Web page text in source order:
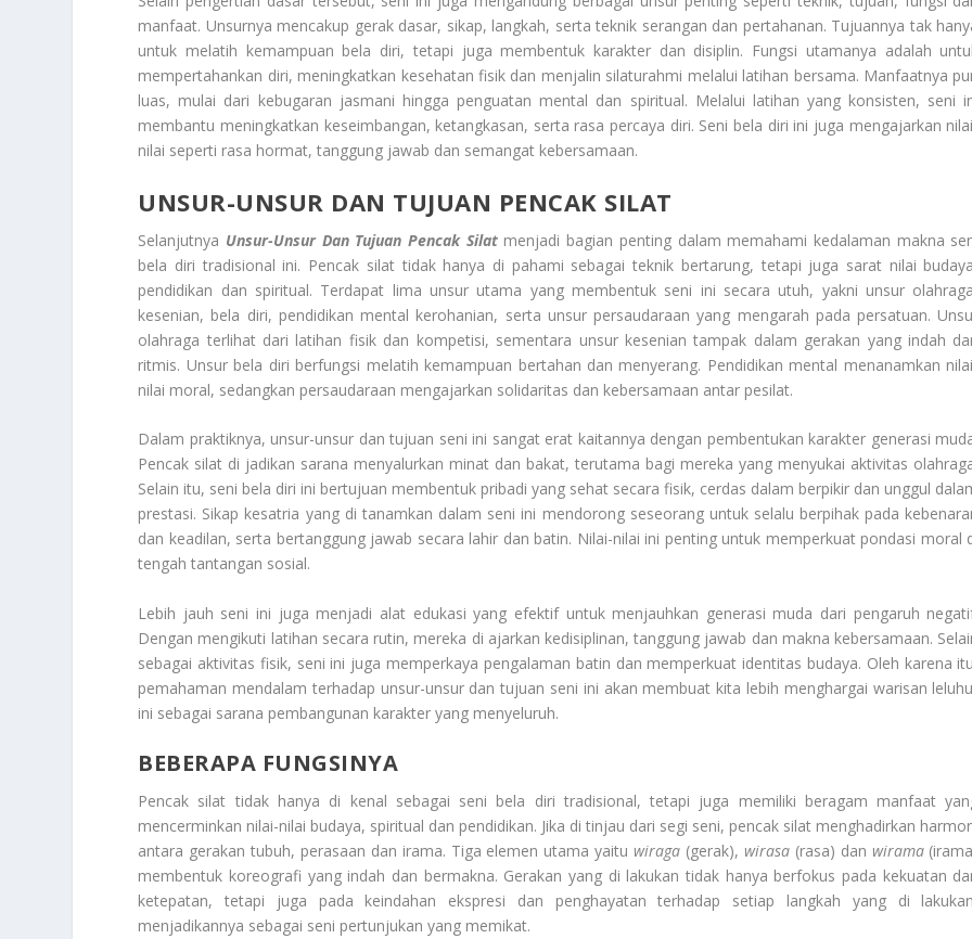
manfaat. Unsurnya mencakup gerak dasar, sikap, langkah, serta teknik serangan dan pertahanan. Tujuannya tak
untuk melatih kemampuan bela diri, tetapi juga membentuk karakter dan disiplin. Fungsi utamanya adalah
mempertahankan diri, meningkatkan kesehatan fisik dan menjalin silaturahmi melalui latihan bersama. Manfaatnya
luas, mulai dari kebugaran jasmani hingga penguatan mental dan spiritual. Melalui latihan yang konsisten, seni
membantu meningkatkan keseimbangan, ketangkasan, serta rasa percaya diri. Seni bela diri ini juga mengajarkan
nilai seperti rasa hormat, tanggung jawab dan semangat kebersamaan.
UNSUR-UNSUR DAN TUJUAN PENCAK SILAT
Selanjutnya Unsur-Unsur Dan Tujuan Pencak Silatmenjadi bagian penting dalam memahami kedalaman makna
bela diri tradisional ini. Pencak silat tidak hanya di pahami sebagai teknik bertarung, tetapi juga sarat nilai
pendidikan dan spiritual. Terdapat lima unsur utama yang membentuk seni ini secara utuh, yakni unsur
kesenian, bela diri, pendidikan mental kerohanian, serta unsur persaudaraan yang mengarah pada persatuan.
olahraga terlihat dari latihan fisik dan kompetisi, sementara unsur kesenian tampak dalam gerakan yang indah
ritmis. Unsur bela diri berfungsi melatih kemampuan bertahan dan menyerang. Pendidikan mental menanamkan
nilai moral, sedangkan persaudaraan mengajarkan solidaritas dan kebersamaan antar pesilat.
Dalam praktiknya, unsur-unsur dan tujuan seni ini sangat erat kaitannya dengan pembentukan karakter generasi
Pencak silat di jadikan sarana menyalurkan minat dan bakat, terutama bagi mereka yang menyukai aktivitas
Selain itu, seni bela diri ini bertujuan membentuk pribadi yang sehat secara fisik, cerdas dalam berpikir dan unggul
prestasi. Sikap kesatria yang di tanamkan dalam seni ini mendorong seseorang untuk selalu berpihak pada
dan keadilan, serta bertanggung jawab secara lahir dan batin. Nilai-nilai ini penting untuk memperkuat pondasi moral
tengah tantangan sosial.
Lebih jauh seni ini juga menjadi alat edukasi yang efektif untuk menjauhkan generasi muda dari pengaruh
Dengan mengikuti latihan secara rutin, mereka di ajarkan kedisiplinan, tanggung jawab dan makna kebersamaan.
sebagai aktivitas fisik, seni ini juga memperkaya pengalaman batin dan memperkuat identitas budaya. Oleh karena
pemahaman mendalam terhadap unsur-unsur dan tujuan seni ini akan membuat kita lebih menghargai warisan
ini sebagai sarana pembangunan karakter yang menyeluruh.
BEBERAPA FUNGSINYA
Pencak silat tidak hanya di kenal sebagai seni bela diri tradisional, tetapi juga memiliki beragam manfaat
mencerminkan nilai-nilai budaya, spiritual dan pendidikan. Jika di tinjau dari segi seni, pencak silat menghadirkan
antara gerakan tubuh, perasaan dan irama. Tiga elemen utama yaituwiraga (gerak), wirasa(rasa) dan wirama
membentuk koreografi yang indah dan bermakna. Gerakan yang di lakukan tidak hanya berfokus pada kekuatan
ketepatan, tetapi juga pada keindahan ekspresi dan penghayatan terhadap setiap langkah yang di
menjadikannya sebagai seni pertunjukan yang memikat.